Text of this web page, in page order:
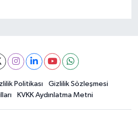
Politikası
Gizlilik Sözleşmesi
KVKK Aydınlatma Metni